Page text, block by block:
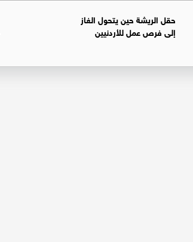
حقل الريشة حين يتحول الغاز
إلى فرص عمل للأردنيين